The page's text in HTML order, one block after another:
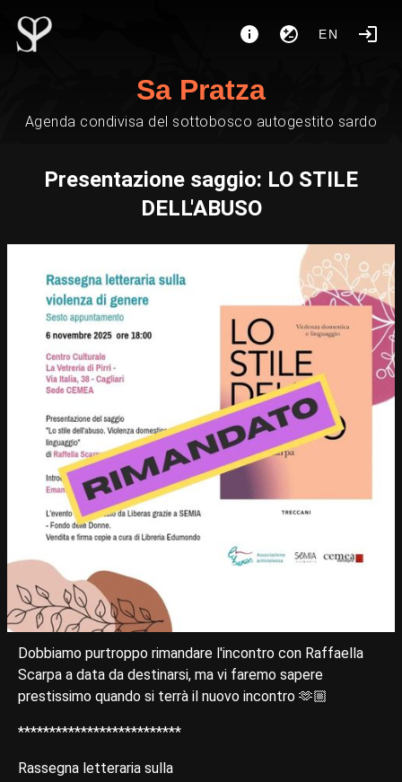
EN
Sa Pratza
Agenda condivisa del sottobosco autogestito sardo
Presentazione saggio: LO STILE
DELL'ABUSO
Dobbiamo purtroppo rimandare l'incontro con Raffaella
Scarpa a data da destinarsi, ma vi faremo sapere
prestissimo quando si terrà il nuovo incontro 🫶🏼
**************************
Rassegna letteraria sulla